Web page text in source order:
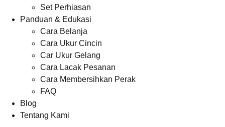
Set Perhiasan
Panduan & Edukasi
Cara Belanja
Cara Ukur Cincin
Car Ukur Gelang
Cara Lacak Pesanan
Cara Membersihkan Perak
FAQ
Blog
Tentang Kami